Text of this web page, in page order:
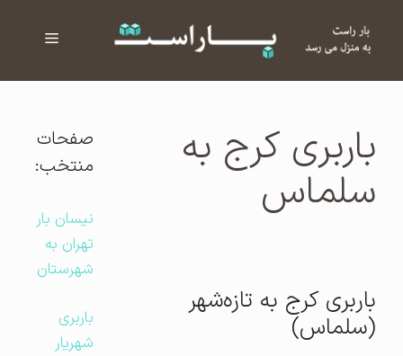
فهرست
باربری کرج به
سلماس
باربری کرج به تازه‌شهر
(سلماس)
صفحات
منتخب:
نیسان بار
تهران به
شهرستان
باربری
شهریار